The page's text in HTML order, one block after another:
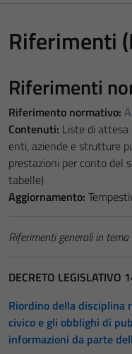
Riferimenti
Riferimenti
Riferimento normativo:
Contenuti: Liste di attesa
enti, aziende e strutture
prestazioni per conto del
tabelle)
Aggiornamento:
Riferimenti generali in
DECRETO
Riordino della disciplina
civico e gli obblighi di
informazioni da parte